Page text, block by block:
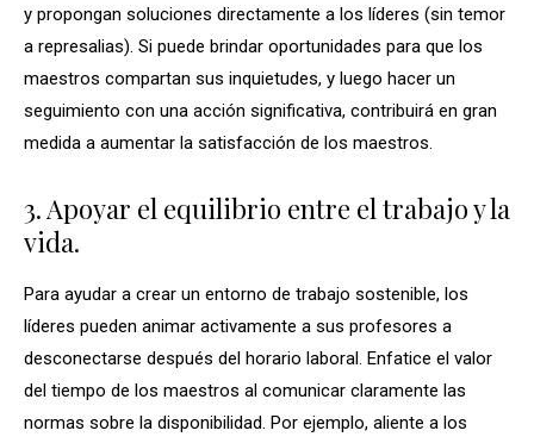
y propongan soluciones directamente a los líderes (sin temor
a represalias). Si puede brindar oportunidades para que los
maestros compartan sus inquietudes, y luego hacer un
seguimiento con una acción significativa, contribuirá en gran
medida a aumentar la satisfacción de los maestros.
3. Apoyar el equilibrio entre el trabajo y la
vida.
Para ayudar a crear un entorno de trabajo sostenible, los
líderes pueden animar activamente a sus profesores a
desconectarse después del horario laboral. Enfatice el valor
del tiempo de los maestros al comunicar claramente las
normas sobre la disponibilidad. Por ejemplo, aliente a los